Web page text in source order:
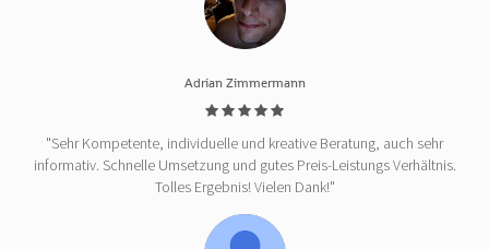
Adrian Zimmermann
"Sehr Kompetente, individuelle und kreative Beratung, auch sehr
informativ. Schnelle Umsetzung und gutes Preis-Leistungs Verhältnis.
Tolles Ergebnis! Vielen Dank!"